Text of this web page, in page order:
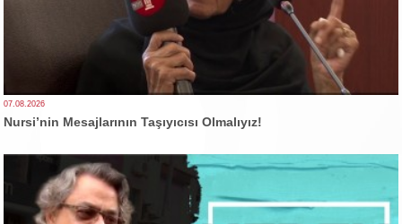
07.08.2026
Nursi’nin Mesajlarının Taşıyıcısı Olmalıyız!